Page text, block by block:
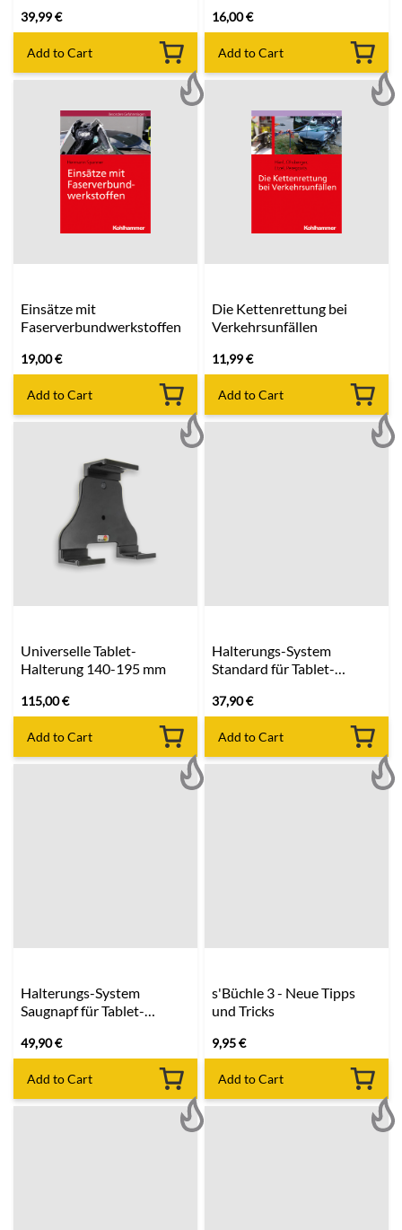
39,99€
Add to Cart
16,00€
Add to Cart
Einsätze mit
Faserverbundwerkstoffen
19,00€
Add to Cart
Die Kettenrettung bei
Verkehrsunfällen
11,99€
Add to Cart
Universelle Tablet-
Halterung 140-195 mm
115,00€
Add to Cart
Halterungs-System
Standard für Tablet-
37,90€
Add to Cart
Halterungs-System
Saugnapf für Tablet-
49,90€
Add to Cart
s'Büchle 3 - Neue Tipps
und Tricks
9,95€
Add to Cart